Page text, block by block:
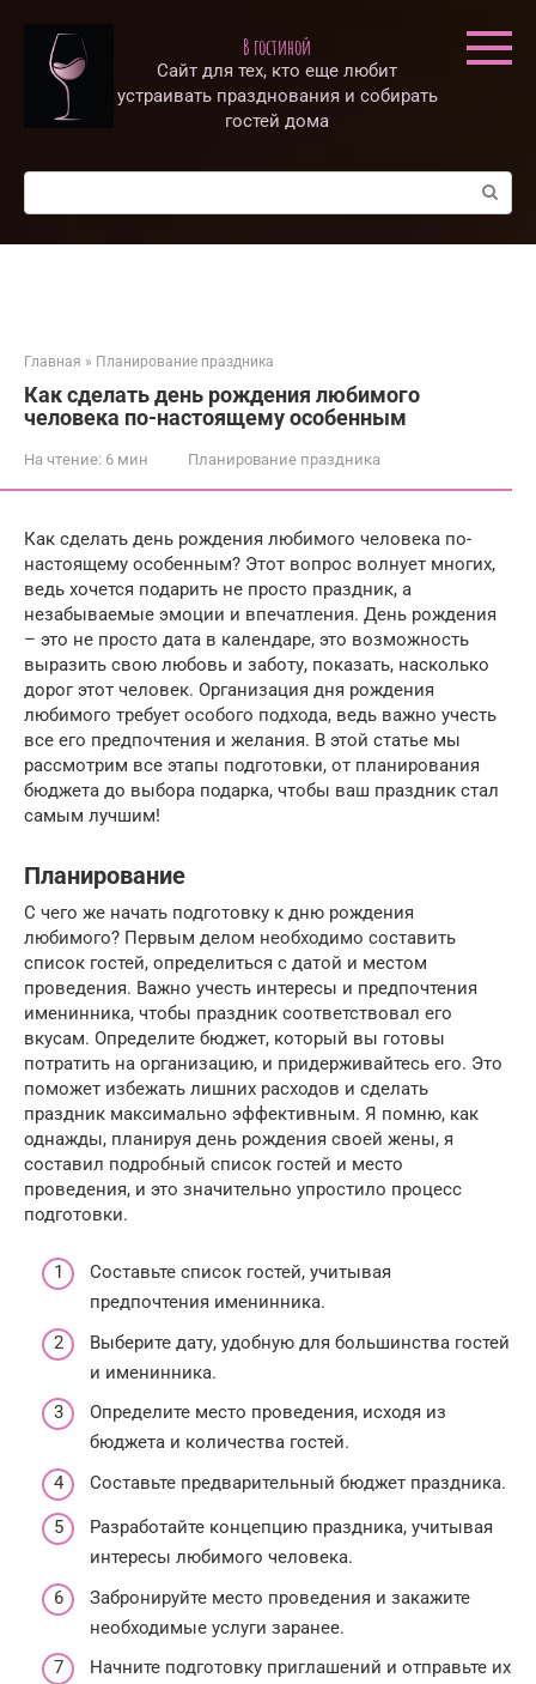
контенту
В гостиной
Сайт для тех, кто еще любит
устраивать празднования и собирать
гостей дома
Поиск:
Главная » Планирование праздника
Как сделать день рождения любимого
человека по-настоящему особенным
На чтение: 6 мин Планирование праздника
Как сделать день рождения любимого человека по-
настоящему особенным? Этот вопрос волнует многих,
ведь хочется подарить не просто праздник, а
незабываемые эмоции и впечатления. День рождения
– это не просто дата в календаре, это возможность
выразить свою любовь и заботу, показать, насколько
дорог этот человек. Организация дня рождения
любимого требует особого подхода, ведь важно учесть
все его предпочтения и желания. В этой статье мы
рассмотрим все этапы подготовки, от планирования
бюджета до выбора подарка, чтобы ваш праздник стал
самым лучшим!
Планирование
С чего же начать подготовку к дню рождения
любимого? Первым делом необходимо составить
список гостей, определиться с датой и местом
проведения. Важно учесть интересы и предпочтения
именинника, чтобы праздник соответствовал его
вкусам. Определите бюджет, который вы готовы
потратить на организацию, и придерживайтесь его. Это
поможет избежать лишних расходов и сделать
праздник максимально эффективным. Я помню, как
однажды, планируя день рождения своей жены, я
составил подробный список гостей и место
проведения, и это значительно упростило процесс
подготовки.
Составьте список гостей, учитывая
предпочтения именинника.
Выберите дату, удобную для большинства гостей
и именинника.
Определите место проведения, исходя из
бюджета и количества гостей.
Составьте предварительный бюджет праздника.
Разработайте концепцию праздника, учитывая
интересы любимого человека.
Забронируйте место проведения и закажите
необходимые услуги заранее.
Начните подготовку приглашений и отправьте их